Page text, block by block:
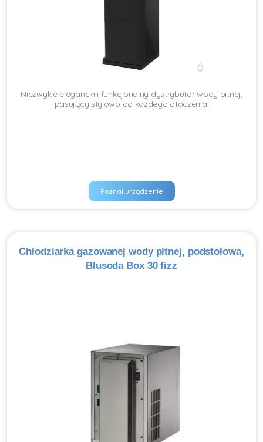
Niezwykle elegancki i funkcjonalny dystrybutor wody pitnej,
pasujący stylowo do każdego otoczenia.
Poznaj urządzenie
Chłodziarka gazowanej wody pitnej, podstołowa,
Blusoda Box 30 fizz